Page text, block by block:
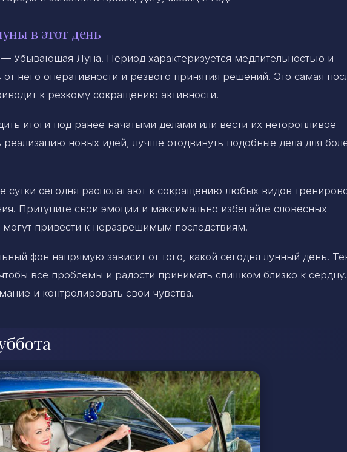
в этот день
Убывающая Луна. Период характеризуется медлительностью и
него оперативности и резвого принятия решений. Это самая
к резкому сокращению активности.
итоги под ранее начатыми делами или вести их неторопливое
реализацию новых идей, лучше отодвинуть подобные дела для
сутки сегодня располагают к сокращению любых видов
Притупите свои эмоции и максимально избегайте словесных
привести к неразрешимым последствиям.
фон напрямую зависит от того, какой сегодня лунный день.
все проблемы и радости принимать слишком близко к сердцу.
и контролировать свои чувства.